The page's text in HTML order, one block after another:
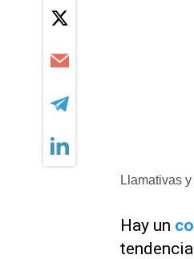
Llamativas
Hay un